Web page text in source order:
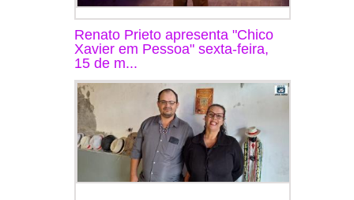
Renato Prieto apresenta "Chico
Xavier em Pessoa" sexta-feira,
15 de m...